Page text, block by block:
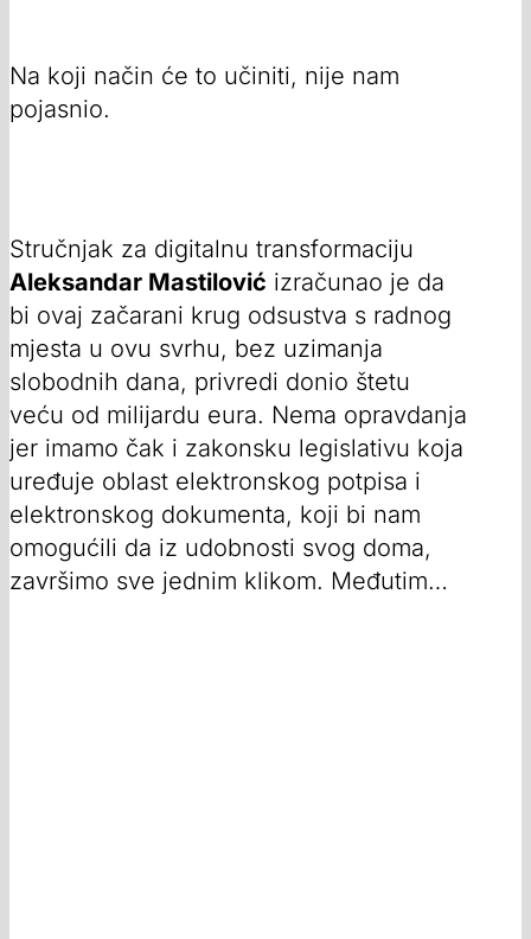
Na koji način će to učiniti, nije nam
pojasnio.
Stručnjak za digitalnu transformaciju
Aleksandar Mastilović izračunao je da
bi ovaj začarani krug odsustva s radnog
mjesta u ovu svrhu, bez uzimanja
slobodnih dana, privredi donio štetu
veću od milijardu eura. Nema opravdanja
jer imamo čak i zakonsku legislativu koja
uređuje oblast elektronskog potpisa i
elektronskog dokumenta, koji bi nam
omogućili da iz udobnosti svog doma,
završimo sve jednim klikom. Međutim…